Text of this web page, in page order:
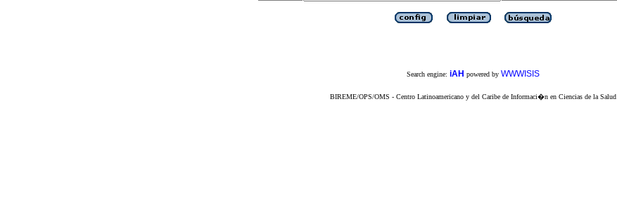
Search engine: iAH powered by WWWISIS
BIREME/OPS/OMS - Centro Latinoamericano y del Caribe de Informaci�n en Ciencias de la Salud